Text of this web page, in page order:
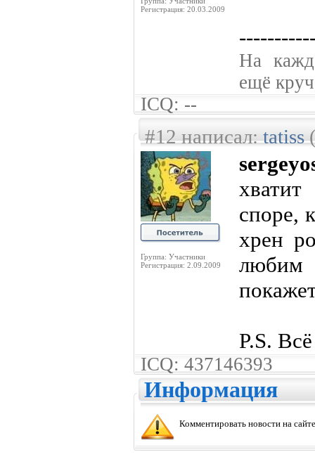
Регистрация: 20.03.2009
На
ещё
ICQ: --
#12 написал:tatiss
Группа: Участники
Регистрация: 2.09.2009
споре,
хрен
P.S.
ICQ: 437146393
Информация
Комментировать новости на